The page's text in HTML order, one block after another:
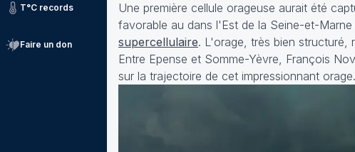
T°C records
Faire un don
Une première cellule orageuse aurait été
favorable au dans l'Est de la Seine-et-
supercellulaire. L'orage, très bien structuré,
Entre Epense et Somme-Yèvre, François
sur la trajectoire de cet impressionnant orage.